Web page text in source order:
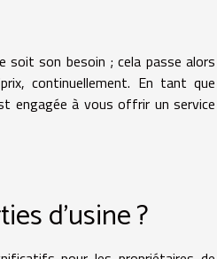
soit son besoin ; cela passe alors
continuellement. En tant que
engagée à vous offrir un service
d’usine ?